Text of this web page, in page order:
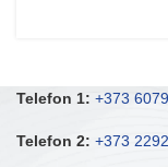
Telefon 1: +373
Telefon 2: +373